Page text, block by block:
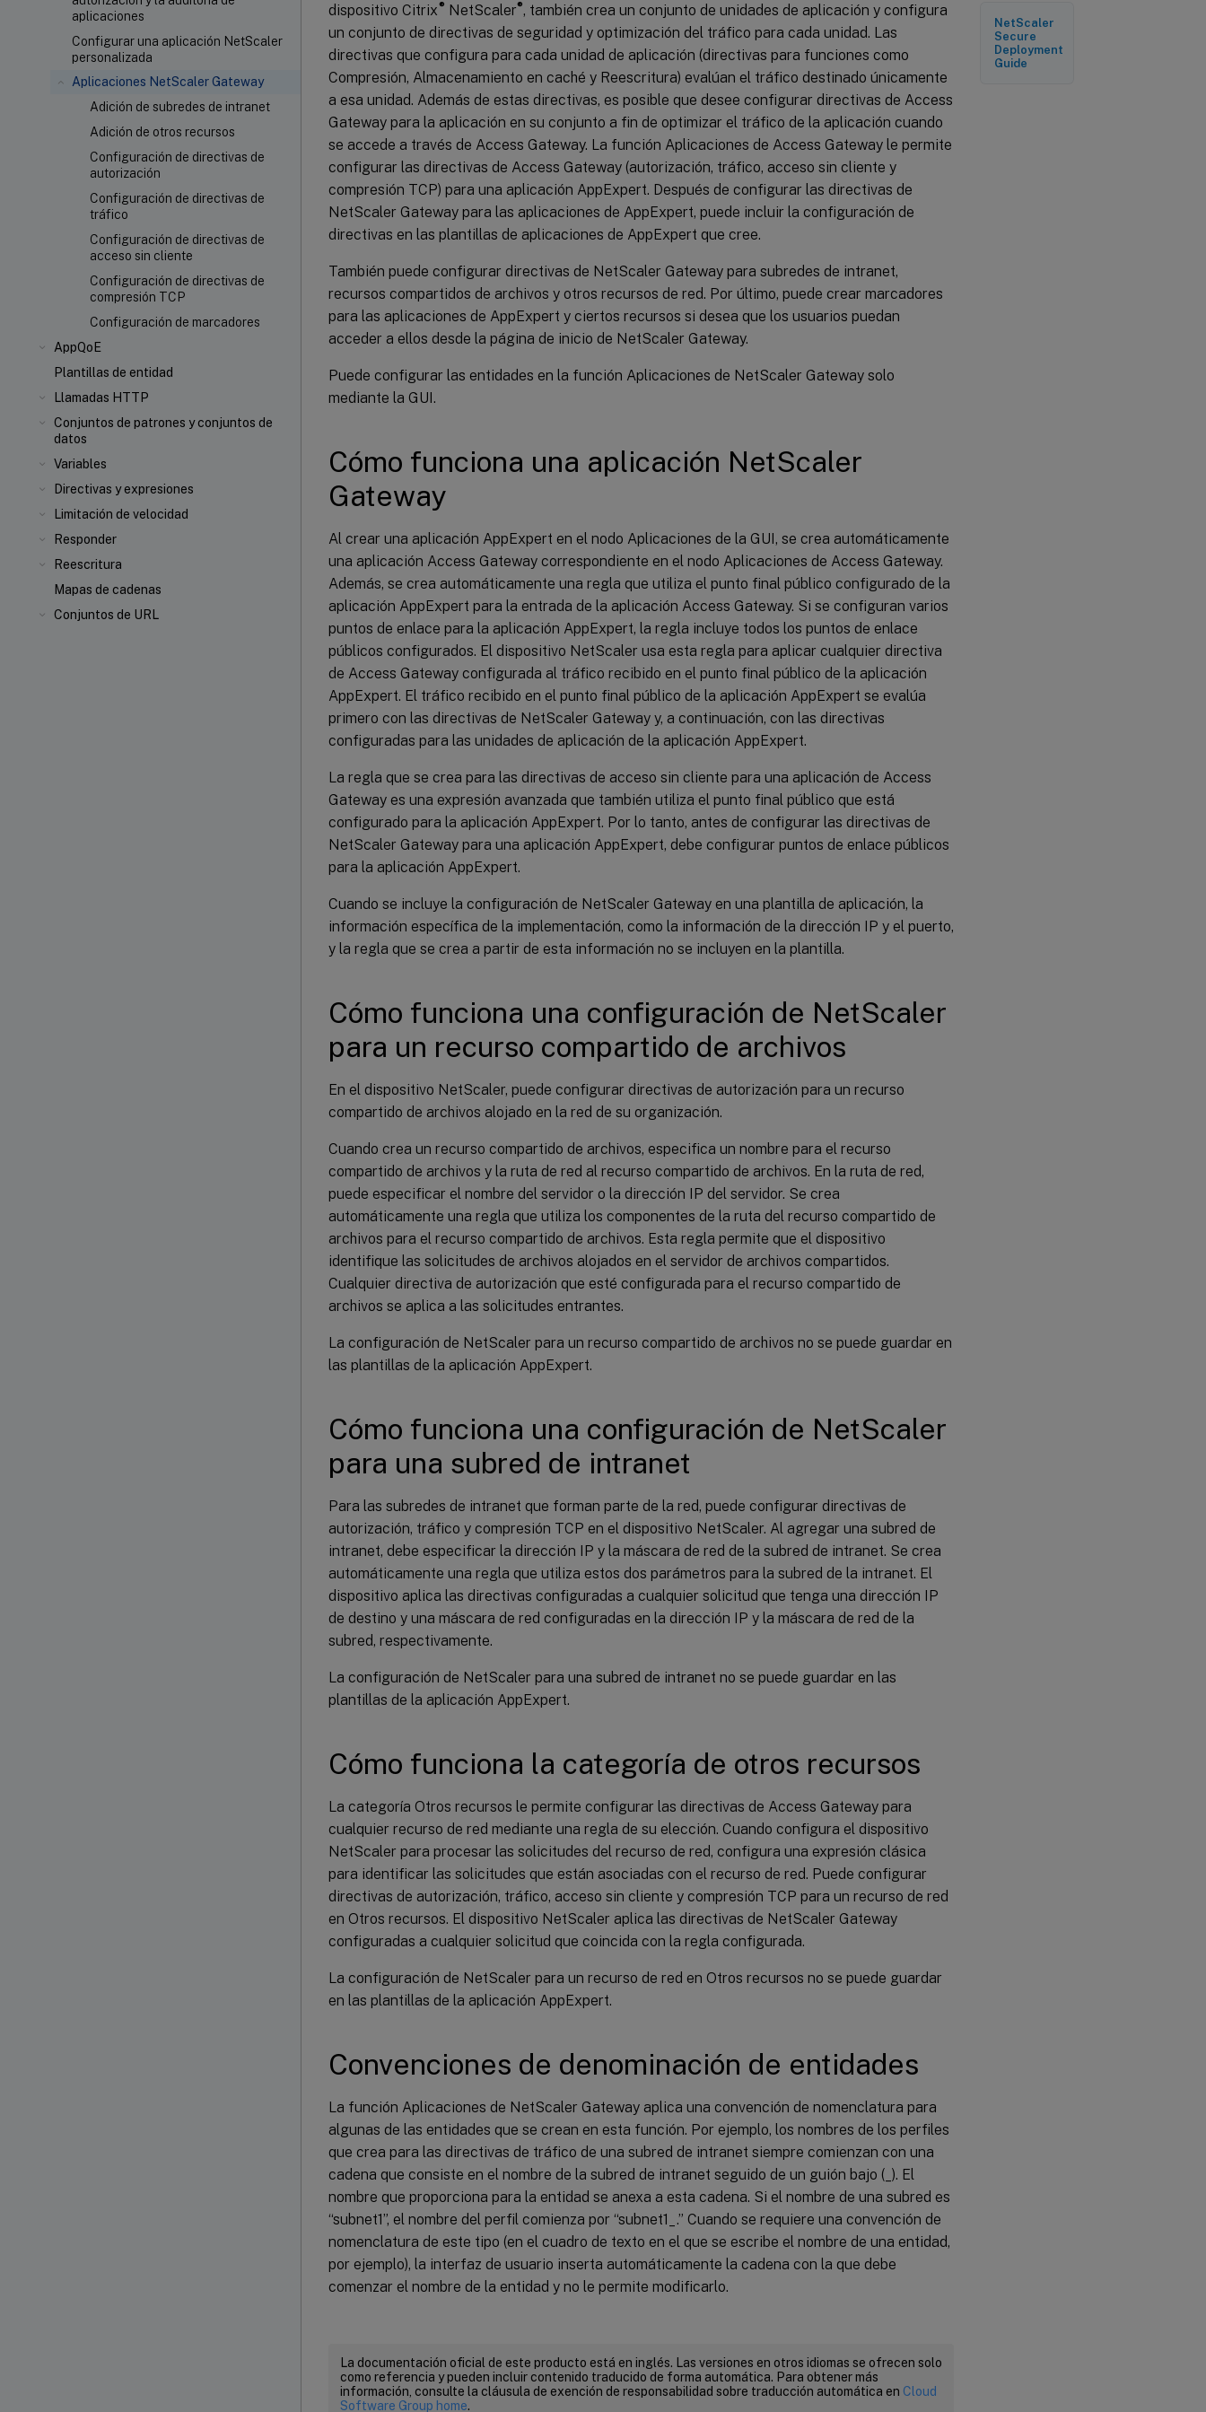
aplicaciones
Configurar una aplicación NetScaler
personalizada
Aplicaciones NetScaler Gateway
Adición de subredes de intranet
Adición de otros recursos
Configuración de directivas de
autorización
Configuración de directivas de
tráfico
Configuración de directivas de
acceso sin cliente
Configuración de directivas de
compresión TCP
Configuración de marcadores
AppQoE
Plantillas de entidad
Llamadas HTTP
Conjuntos de patrones y conjuntos de
datos
Variables
Directivas y expresiones
Limitación de velocidad
Responder
Reescritura
Mapas de cadenas
Conjuntos de URL
dispositivo Citrix® NetScaler®, también crea un conjunto de unidades de aplicación y configura
un conjunto de directivas de seguridad y optimización del tráfico para cada unidad. Las
directivas que configura para cada unidad de aplicación (directivas para funciones como
Compresión, Almacenamiento en caché y Reescritura) evalúan el tráfico destinado únicamente
a esa unidad. Además de estas directivas, es posible que desee configurar directivas de Access
Gateway para la aplicación en su conjunto a fin de optimizar el tráfico de la aplicación cuando
se accede a través de Access Gateway. La función Aplicaciones de Access Gateway le permite
configurar las directivas de Access Gateway (autorización, tráfico, acceso sin cliente y
compresión TCP) para una aplicación AppExpert. Después de configurar las directivas de
NetScaler Gateway para las aplicaciones de AppExpert, puede incluir la configuración de
directivas en las plantillas de aplicaciones de AppExpert que cree.
También puede configurar directivas de NetScaler Gateway para subredes de intranet,
recursos compartidos de archivos y otros recursos de red. Por último, puede crear marcadores
para las aplicaciones de AppExpert y ciertos recursos si desea que los usuarios puedan
acceder a ellos desde la página de inicio de NetScaler Gateway.
Puede configurar las entidades en la función Aplicaciones de NetScaler Gateway solo
mediante la GUI.
Cómo funciona una aplicación NetScaler
Gateway
Al crear una aplicación AppExpert en el nodo Aplicaciones de la GUI, se crea automáticamente
una aplicación Access Gateway correspondiente en el nodo Aplicaciones de Access Gateway.
Además, se crea automáticamente una regla que utiliza el punto final público configurado de la
aplicación AppExpert para la entrada de la aplicación Access Gateway. Si se configuran varios
puntos de enlace para la aplicación AppExpert, la regla incluye todos los puntos de enlace
públicos configurados. El dispositivo NetScaler usa esta regla para aplicar cualquier directiva
de Access Gateway configurada al tráfico recibido en el punto final público de la aplicación
AppExpert. El tráfico recibido en el punto final público de la aplicación AppExpert se evalúa
primero con las directivas de NetScaler Gateway y, a continuación, con las directivas
configuradas para las unidades de aplicación de la aplicación AppExpert.
La regla que se crea para las directivas de acceso sin cliente para una aplicación de Access
Gateway es una expresión avanzada que también utiliza el punto final público que está
configurado para la aplicación AppExpert. Por lo tanto, antes de configurar las directivas de
NetScaler Gateway para una aplicación AppExpert, debe configurar puntos de enlace públicos
para la aplicación AppExpert.
Cuando se incluye la configuración de NetScaler Gateway en una plantilla de aplicación, la
información específica de la implementación, como la información de la dirección IP y el puerto,
y la regla que se crea a partir de esta información no se incluyen en la plantilla.
Cómo funciona una configuración de NetScaler
para un recurso compartido de archivos
En el dispositivo NetScaler, puede configurar directivas de autorización para un recurso
compartido de archivos alojado en la red de su organización.
Cuando crea un recurso compartido de archivos, especifica un nombre para el recurso
compartido de archivos y la ruta de red al recurso compartido de archivos. En la ruta de red,
puede especificar el nombre del servidor o la dirección IP del servidor. Se crea
automáticamente una regla que utiliza los componentes de la ruta del recurso compartido de
archivos para el recurso compartido de archivos. Esta regla permite que el dispositivo
identifique las solicitudes de archivos alojados en el servidor de archivos compartidos.
Cualquier directiva de autorización que esté configurada para el recurso compartido de
archivos se aplica a las solicitudes entrantes.
La configuración de NetScaler para un recurso compartido de archivos no se puede guardar en
las plantillas de la aplicación AppExpert.
Cómo funciona una configuración de NetScaler
para una subred de intranet
Para las subredes de intranet que forman parte de la red, puede configurar directivas de
autorización, tráfico y compresión TCP en el dispositivo NetScaler. Al agregar una subred de
intranet, debe especificar la dirección IP y la máscara de red de la subred de intranet. Se crea
automáticamente una regla que utiliza estos dos parámetros para la subred de la intranet. El
dispositivo aplica las directivas configuradas a cualquier solicitud que tenga una dirección IP
de destino y una máscara de red configuradas en la dirección IP y la máscara de red de la
subred, respectivamente.
La configuración de NetScaler para una subred de intranet no se puede guardar en las
plantillas de la aplicación AppExpert.
Cómo funciona la categoría de otros recursos
La categoría Otros recursos le permite configurar las directivas de Access Gateway para
cualquier recurso de red mediante una regla de su elección. Cuando configura el dispositivo
NetScaler para procesar las solicitudes del recurso de red, configura una expresión clásica
para identificar las solicitudes que están asociadas con el recurso de red. Puede configurar
directivas de autorización, tráfico, acceso sin cliente y compresión TCP para un recurso de red
en Otros recursos. El dispositivo NetScaler aplica las directivas de NetScaler Gateway
configuradas a cualquier solicitud que coincida con la regla configurada.
La configuración de NetScaler para un recurso de red en Otros recursos no se puede guardar
en las plantillas de la aplicación AppExpert.
Convenciones de denominación de entidades
La función Aplicaciones de NetScaler Gateway aplica una convención de nomenclatura para
algunas de las entidades que se crean en esta función. Por ejemplo, los nombres de los perfiles
que crea para las directivas de tráfico de una subred de intranet siempre comienzan con una
cadena que consiste en el nombre de la subred de intranet seguido de un guión bajo (_). El
nombre que proporciona para la entidad se anexa a esta cadena. Si el nombre de una subred es
“subnet1”, el nombre del perfil comienza por “subnet1_.” Cuando se requiere una convención de
nomenclatura de este tipo (en el cuadro de texto en el que se escribe el nombre de una entidad,
por ejemplo), la interfaz de usuario inserta automáticamente la cadena con la que debe
comenzar el nombre de la entidad y no le permite modificarlo.
La documentación oficial de este producto está en inglés. Las versiones en otros idiomas se ofrecen solo
como referencia y pueden incluir contenido traducido de forma automática. Para obtener más
información, consulte la cláusula de exención de responsabilidad sobre traducción automática en Cloud
Software Group home.
de NetScaler
para un
recurso
NetScaler
Secure
Deployment
Guide